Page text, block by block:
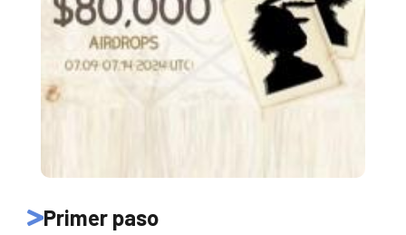
Primer paso